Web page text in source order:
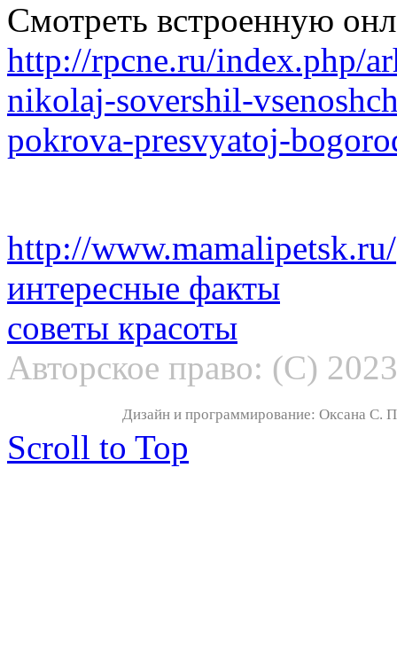
Смотреть встроенную
http://rpcne.ru/index.php/
nikolaj-sovershil-
pokrova-presvyatoj-
http://www.mamalipetsk.ru/
интересные факты
советы красоты
Авторское право: (С)
Дизайн и программирование: Оксана С.
Scroll to Top